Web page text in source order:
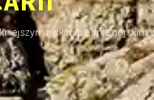
niskim paśmie górskim